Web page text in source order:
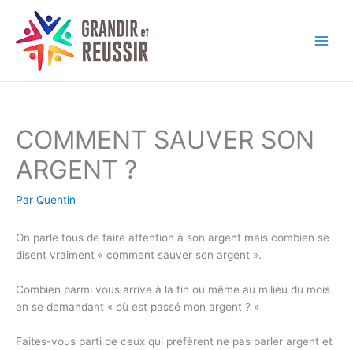
contenu
COMMENT SAUVER SON
ARGENT ?
Par Quentin
On parle tous de faire attention à son argent mais combien se
disent vraiment « comment sauver son argent ».
Combien parmi vous arrive à la fin ou même au milieu du mois
en se demandant « où est passé mon argent ? »
Faites-vous parti de ceux qui préfèrent ne pas parler argent et